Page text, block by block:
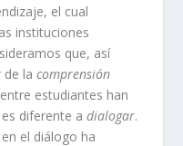
el cual
instituciones
que, así
de lacomprensión
estudiantes han
es diferente adialogar.
el diálogo ha